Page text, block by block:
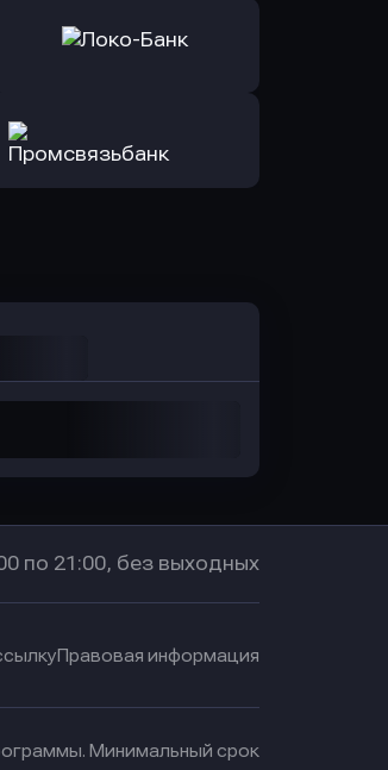
Оправить заявку
в Локо-Банк
по 21:00, без выходных
Правовая информация
Минимальный срок